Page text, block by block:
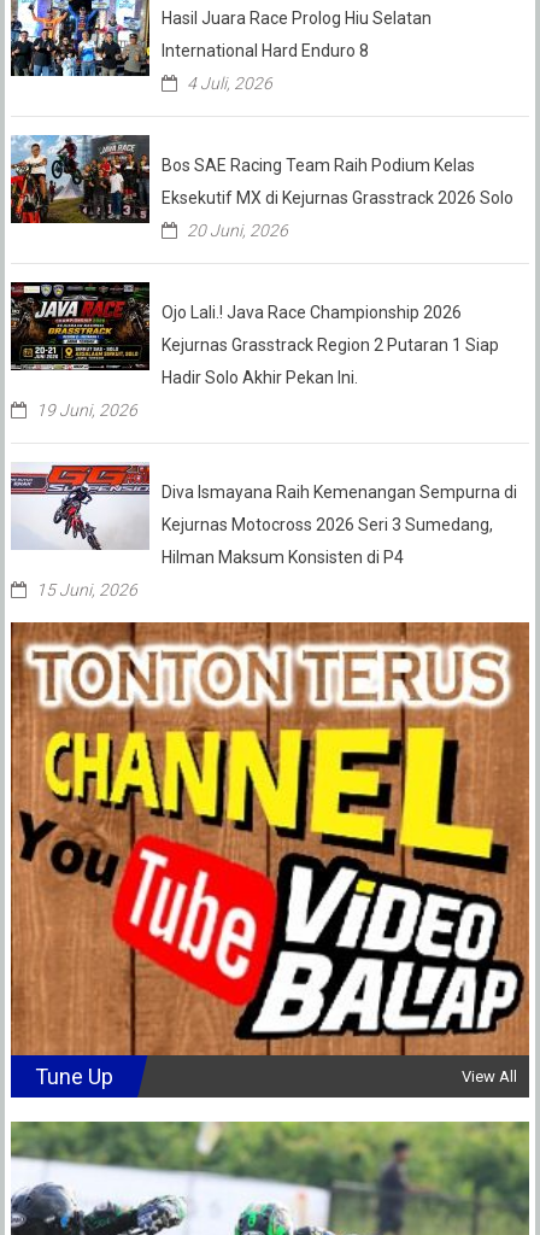
Hasil Juara Race Prolog Hiu Selatan
International Hard Enduro 8
4 Juli, 2026
Bos SAE Racing Team Raih Podium Kelas
Eksekutif MX di Kejurnas Grasstrack 2026 Solo
20 Juni, 2026
Ojo Lali.! Java Race Championship 2026
Kejurnas Grasstrack Region 2 Putaran 1 Siap
Hadir Solo Akhir Pekan Ini.
19 Juni, 2026
Diva Ismayana Raih Kemenangan Sempurna di
Kejurnas Motocross 2026 Seri 3 Sumedang,
Hilman Maksum Konsisten di P4
15 Juni, 2026
Tune Up View All